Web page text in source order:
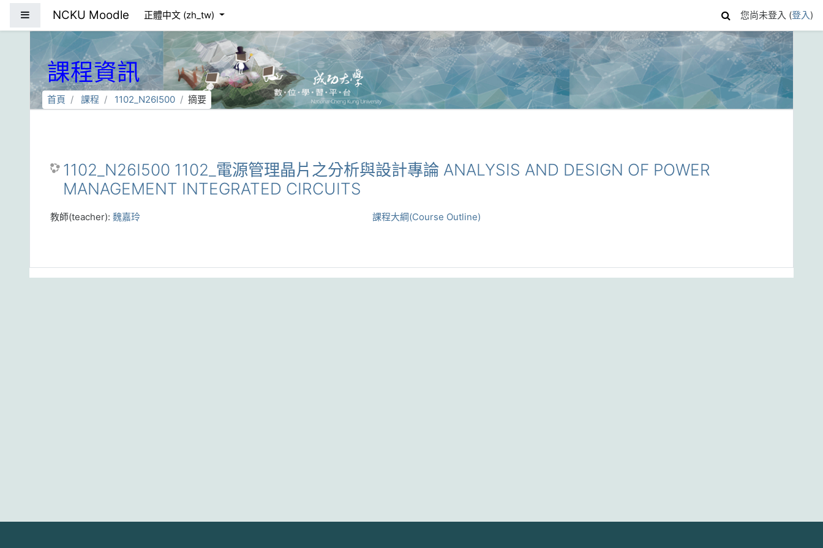
NCKU Moodle 正體中文 ‎(zh_tw)‎ 您尚未登入 (登入)
課程資訊
首頁 課程 1102_N26I500 摘要
1102_N26I500 1102_電源管理晶片之分析與設計專論 ANALYSIS AND DESIGN OF POWER
MANAGEMENT INTEGRATED CIRCUITS
課程大綱(Course Outline)
教師(teacher): 魏嘉玲